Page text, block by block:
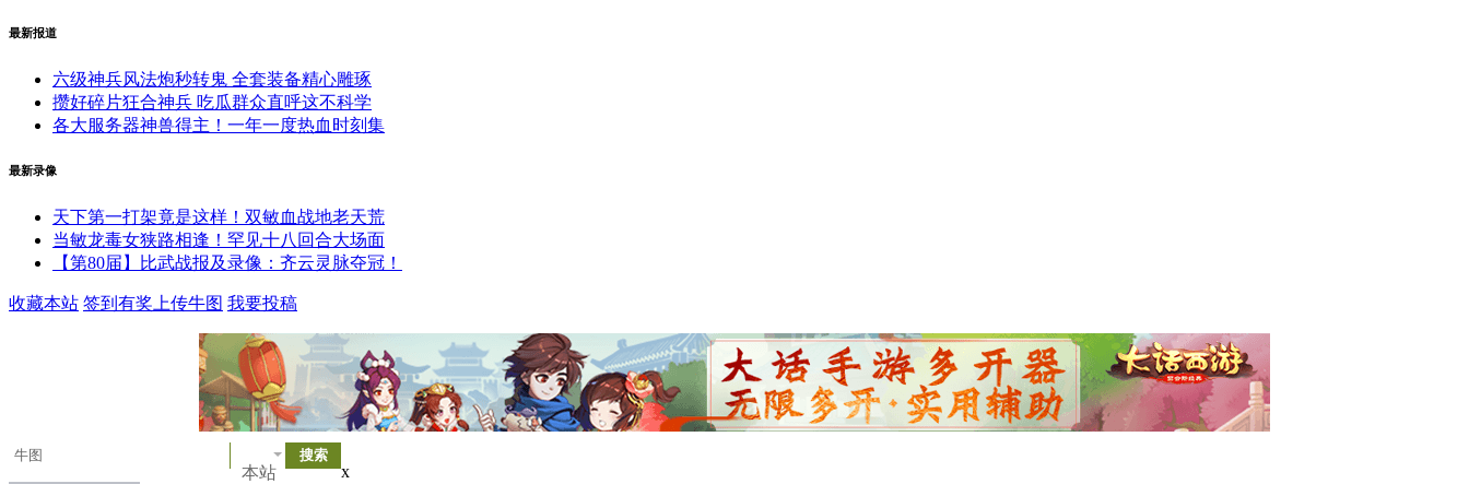
最新报道
六级神兵风法炮秒转鬼 全套装备精心雕琢
攒好碎片狂合神兵 吃瓜群众直呼这不科学
各大服务器神兽得主！一年一度热血时刻集
最新录像
天下第一打架竟是这样！双敏血战地老天荒
当敏龙毒女狭路相逢！罕见十八回合大场面
【第80届】比武战报及录像：齐云灵脉夺冠！
收藏本站 签到有奖上传牛图 我要投稿
本站 x